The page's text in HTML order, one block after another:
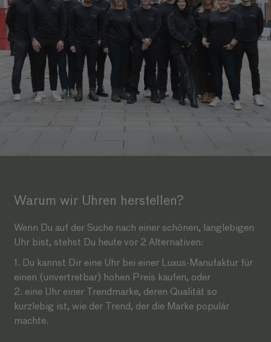
Warum wir Uhren herstellen?
Wenn Du auf der Suche nach einer schönen, langlebigen
Uhr bist, stehst Du heute vor 2 Alternativen:
1. Du kannst Dir eine Uhr bei einer Luxus-Manufaktur für
einen (unvertretbar) hohen Preis kaufen, oder
2. eine Uhr einer Trendmarke, deren Qualität so
kurzlebig ist, wie der Trend, der die Marke populär
machte.